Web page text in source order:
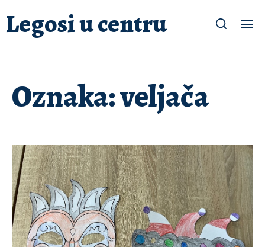
Legosi u centru
Oznaka:veljača